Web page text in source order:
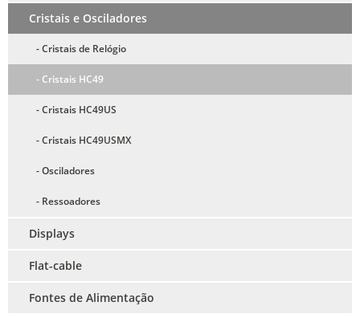
Cristais e Osciladores
- Cristais de Relógio
- Cristais HC49
- Cristais HC49US
- Cristais HC49USMX
- Osciladores
- Ressoadores
Displays
Flat-cable
Fontes de Alimentação